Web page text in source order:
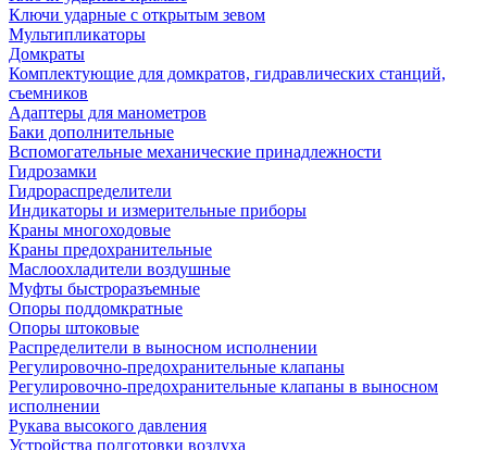
Ключи ударные с открытым зевом
Мультипликаторы
Домкраты
Комплектующие для домкратов, гидравлических станций,
съемников
Адаптеры для манометров
Баки дополнительные
Вспомогательные механические принадлежности
Гидрозамки
Гидрораспределители
Индикаторы и измерительные приборы
Краны многоходовые
Краны предохранительные
Маслоохладители воздушные
Муфты быстроразъемные
Опоры поддомкратные
Опоры штоковые
Распределители в выносном исполнении
Регулировочно-предохранительные клапаны
Регулировочно-предохранительные клапаны в выносном
исполнении
Рукава высокого давления
Устройства подготовки воздуха